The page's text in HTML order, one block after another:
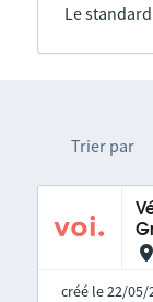
Le
Trier par
créé le 22/05/